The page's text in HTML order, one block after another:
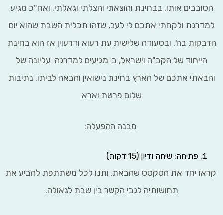
אותו, בבחינת והוצאתי והצלתי וגאלתי, ואח"כ מגיע
ולקחתי אתכם לי לעם, שזהו תכלית השבת שהוא יום
בה'. ובסעודה שלישית עת רעוא ודרעוין אז הוא בחינת
של הקב"ה וישראל, בו מגיעים למדרגה עליונה של
אתכם של הארץ בחינת נישואין והבאה לביתו. נתיבות
שלום פרשת וארא
מבנה ההפעלה:
פתיחה: שיחה ודיון (15 דקות)
יחד את הטקסט שהבאת, ותנו לכל משתתפת להביע את
תחושותיה לגבי הקשר בין שבת לגאולה.